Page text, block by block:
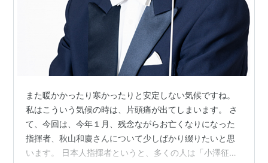
また暖かかったり寒かったりと安定しない気候ですね。
私はこういう気候の時は、片頭痛が出てしまいます。 さ
て、今回は、今年１月、残念ながらお亡くなりになった
指揮者、秋山和慶さんについて少しばかり綴りたいと思
います。 日本人指揮者というと、多くの人は「小澤征